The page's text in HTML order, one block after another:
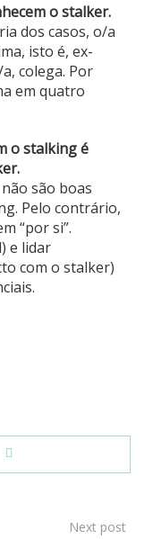
o stalker.
dos casos, o/a
isto é, ex-
colega. Por
em quatro
o stalking é
são boas
Pelo contrário,
“por si”.
e lidar
com o stalker)
Next post